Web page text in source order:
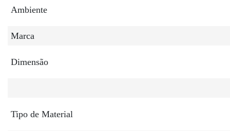
Ambiente
Marca
Dimensão
Tipo de Material